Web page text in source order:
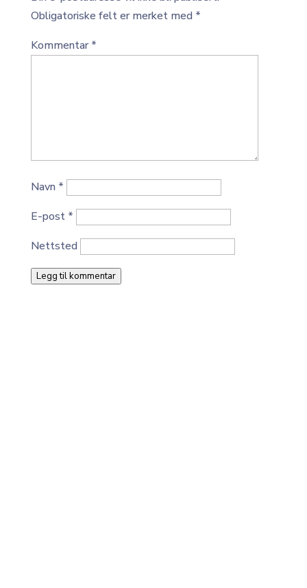
Obligatoriske felt er merket med *
Kommentar*
Navn *
E-post *
Nettsted
Legg til kommentar